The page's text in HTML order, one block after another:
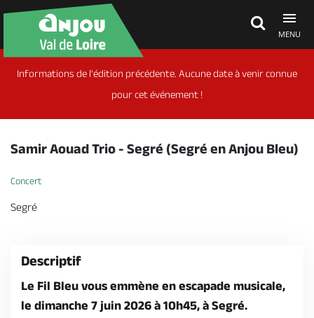
MENU
Découvrir
Agenda
Informations de l'édition précédente. Aucune date à venir connue
pour cet événement !
Samir Aouad Trio - Segré (Segré en Anjou Bleu)
Concert
Segré
Descriptif
Le Fil Bleu vous emmène en escapade musicale,
le dimanche 7 juin 2026 à 10h45, à Segré.